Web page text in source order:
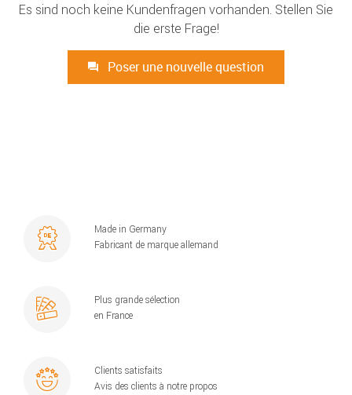
Es sind noch keine Kundenfragen vorhanden. Stellen Sie
die erste Frage!
Poser une nouvelle question
Made in Germany
Fabricant de marque allemand
Plus grande sélection
en France
Clients satisfaits
Avis des clients à notre propos